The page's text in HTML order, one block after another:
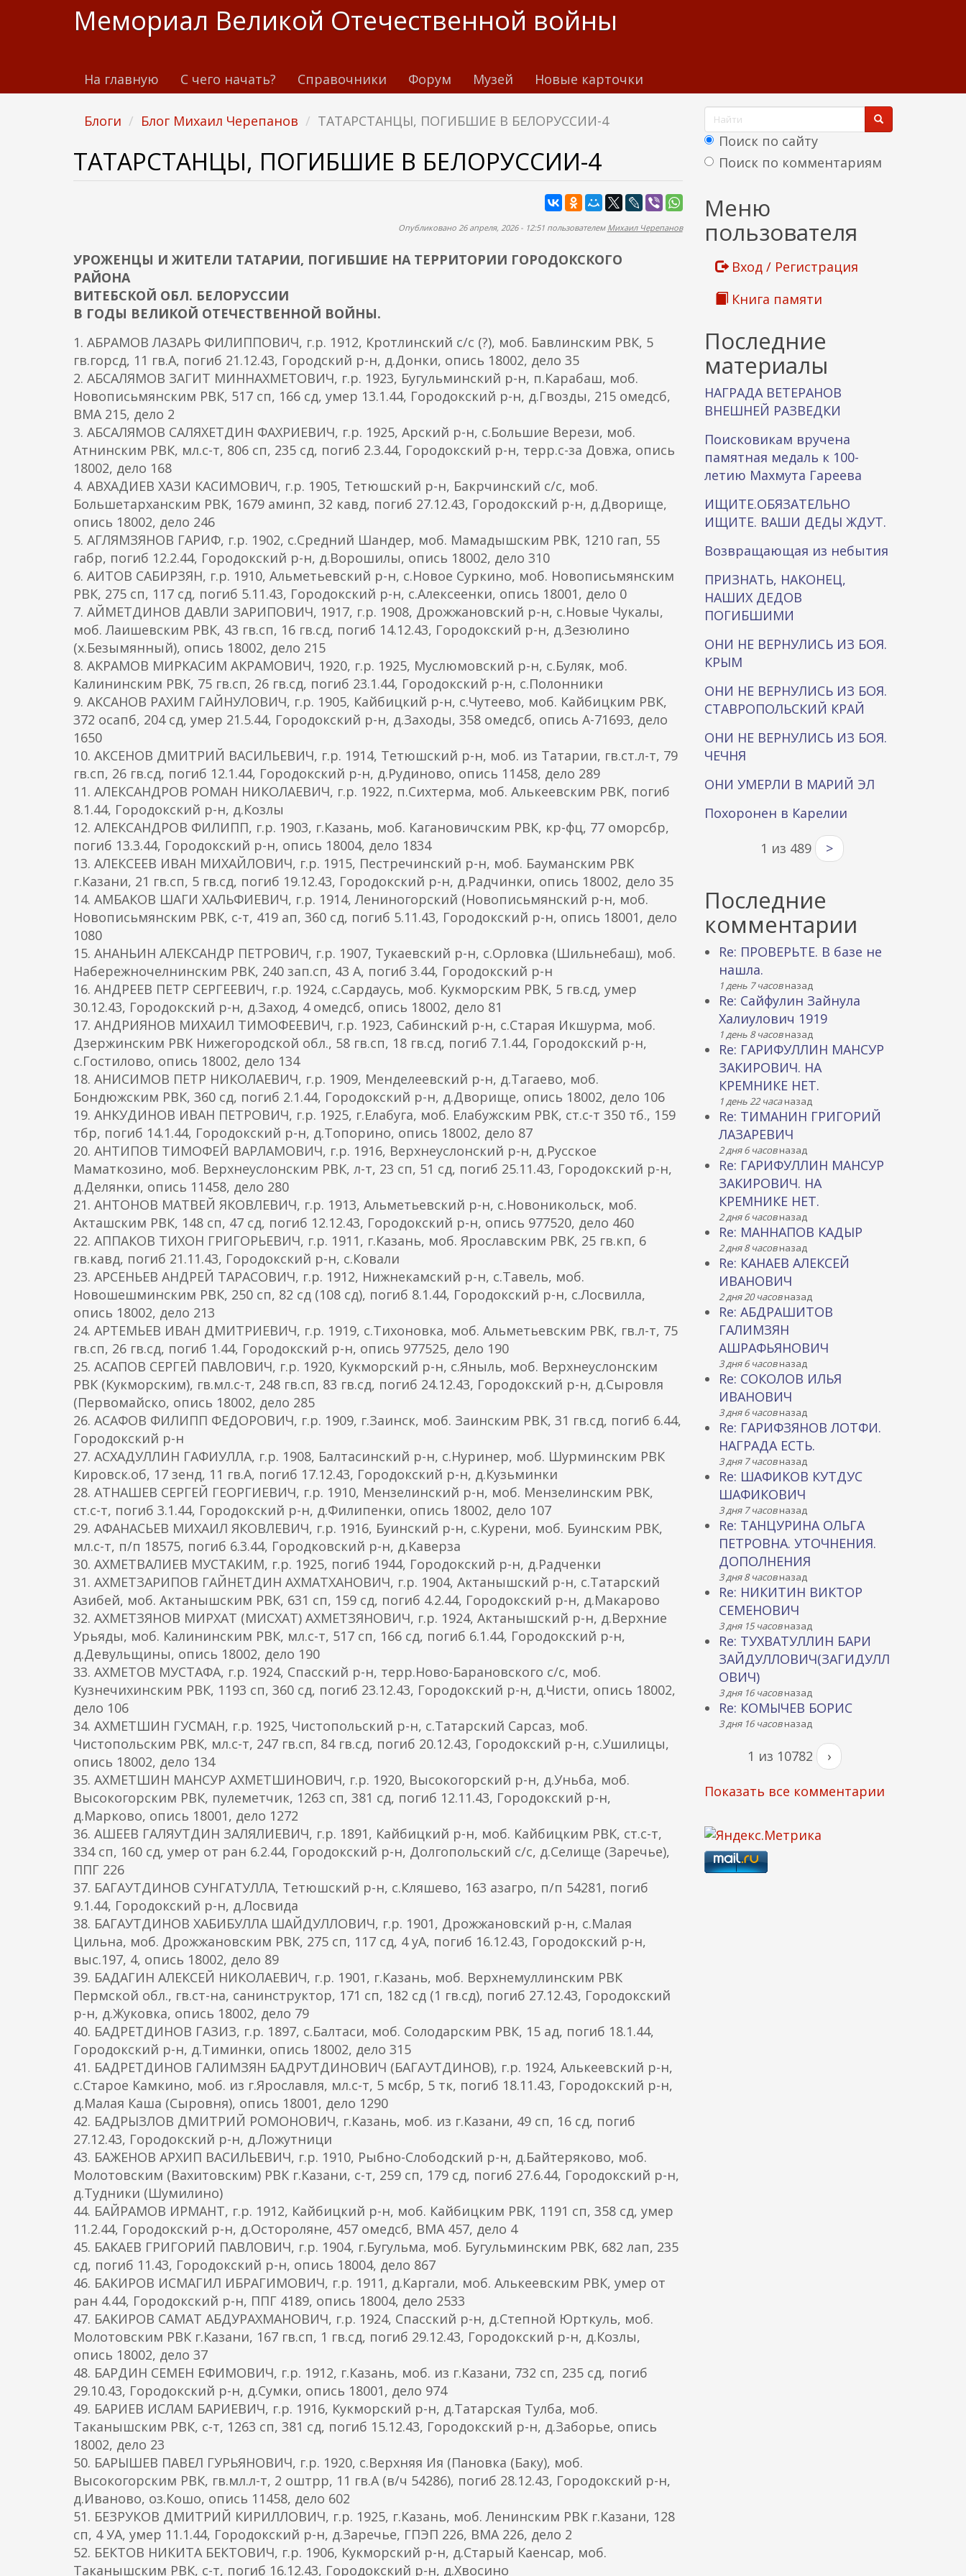
т
Мемориал Великой Отечественной войны
На главную С чего начать? Справочники Форум Музей Новые карточки
Блоги Блог Михаил Черепанов ТАТАРСТАНЦЫ, ПОГИБШИЕ В БЕЛОРУССИИ-4
ТАТАРСТАНЦЫ, ПОГИБШИЕ В БЕЛОРУССИИ-4
Опубликовано 26 апреля, 2026 - 12:51 пользователем Михаил Черепанов
УРОЖЕНЦЫ И ЖИТЕЛИ ТАТАРИИ, ПОГИБШИЕ НА ТЕРРИТОРИИ ГОРОДОКСКОГО
РАЙОНА
ВИТЕБСКОЙ ОБЛ. БЕЛОРУССИИ
В ГОДЫ ВЕЛИКОЙ ОТЕЧЕСТВЕННОЙ ВОЙНЫ.
1. АБРАМОВ ЛАЗАРЬ ФИЛИППОВИЧ, г.р. 1912, Кротлинский с/с (?), моб. Бавлинским РВК, 5
гв.горсд, 11 гв.А, погиб 21.12.43, Городский р-н, д.Донки, опись 18002, дело 35
2. АБСАЛЯМОВ ЗАГИТ МИННАХМЕТОВИЧ, г.р. 1923, Бугульминский р-н, п.Карабаш, моб.
Новописьмянским РВК, 517 сп, 166 сд, умер 13.1.44, Городокский р-н, д.Гвозды, 215 омедсб,
ВМА 215, дело 2
3. АБСАЛЯМОВ САЛЯХЕТДИН ФАХРИЕВИЧ, г.р. 1925, Арский р-н, с.Большие Верези, моб.
Атнинским РВК, мл.с-т, 806 сп, 235 сд, погиб 2.3.44, Городокский р-н, терр.с-за Довжа, опись
18002, дело 168
4. АВХАДИЕВ ХАЗИ КАСИМОВИЧ, г.р. 1905, Тетюшский р-н, Бакрчинский с/с, моб.
Большетарханским РВК, 1679 аминп, 32 кавд, погиб 27.12.43, Городокский р-н, д.Дворище,
опись 18002, дело 246
5. АГЛЯМЗЯНОВ ГАРИФ, г.р. 1902, с.Средний Шандер, моб. Мамадышским РВК, 1210 гап, 55
габр, погиб 12.2.44, Городокский р-н, д.Ворошилы, опись 18002, дело 310
6. АИТОВ САБИРЗЯН, г.р. 1910, Альметьевский р-н, с.Новое Суркино, моб. Новописьмянским
РВК, 275 сп, 117 сд, погиб 5.11.43, Городокский р-н, с.Алексеенки, опись 18001, дело 0
7. АЙМЕТДИНОВ ДАВЛИ ЗАРИПОВИЧ, 1917, г.р. 1908, Дрожжановский р-н, с.Новые Чукалы,
моб. Лаишевским РВК, 43 гв.сп, 16 гв.сд, погиб 14.12.43, Городокский р-н, д.Зезюлино
(х.Безымянный), опись 18002, дело 215
8. АКРАМОВ МИРКАСИМ АКРАМОВИЧ, 1920, г.р. 1925, Муслюмовский р-н, с.Буляк, моб.
Калининским РВК, 75 гв.сп, 26 гв.сд, погиб 23.1.44, Городокский р-н, с.Полонники
9. АКСАНОВ РАХИМ ГАЙНУЛОВИЧ, г.р. 1905, Кайбицкий р-н, с.Чутеево, моб. Кайбицким РВК,
372 осапб, 204 сд, умер 21.5.44, Городокский р-н, д.Заходы, 358 омедсб, опись А-71693, дело
1650
10. АКСЕНОВ ДМИТРИЙ ВАСИЛЬЕВИЧ, г.р. 1914, Тетюшский р-н, моб. из Татарии, гв.ст.л-т, 79
гв.сп, 26 гв.сд, погиб 12.1.44, Городокский р-н, д.Рудиново, опись 11458, дело 289
11. АЛЕКСАНДРОВ РОМАН НИКОЛАЕВИЧ, г.р. 1922, п.Сихтерма, моб. Алькеевским РВК, погиб
8.1.44, Городокский р-н, д.Козлы
12. АЛЕКСАНДРОВ ФИЛИПП, г.р. 1903, г.Казань, моб. Кагановичским РВК, кр-фц, 77 оморсбр,
погиб 13.3.44, Городокский р-н, опись 18004, дело 1834
13. АЛЕКСЕЕВ ИВАН МИХАЙЛОВИЧ, г.р. 1915, Пестречинский р-н, моб. Бауманским РВК
г.Казани, 21 гв.сп, 5 гв.сд, погиб 19.12.43, Городокский р-н, д.Радчинки, опись 18002, дело 35
14. АМБАКОВ ШАГИ ХАЛЬФИЕВИЧ, г.р. 1914, Лениногорский (Новописьмянский р-н, моб.
Новописьмянским РВК, с-т, 419 ап, 360 сд, погиб 5.11.43, Городокский р-н, опись 18001, дело
1080
15. АНАНЬИН АЛЕКСАНДР ПЕТРОВИЧ, г.р. 1907, Тукаевский р-н, с.Орловка (Шильнебаш), моб.
Набережночелнинским РВК, 240 зап.сп, 43 А, погиб 3.44, Городокский р-н
16. АНДРЕЕВ ПЕТР СЕРГЕЕВИЧ, г.р. 1924, с.Сардаусь, моб. Кукморским РВК, 5 гв.сд, умер
30.12.43, Городокский р-н, д.Заход, 4 омедсб, опись 18002, дело 81
17. АНДРИЯНОВ МИХАИЛ ТИМОФЕЕВИЧ, г.р. 1923, Сабинский р-н, с.Старая Икшурма, моб.
Дзержинским РВК Нижегородской обл., 58 гв.сп, 18 гв.сд, погиб 7.1.44, Городокский р-н,
с.Гостилово, опись 18002, дело 134
18. АНИСИМОВ ПЕТР НИКОЛАЕВИЧ, г.р. 1909, Менделеевский р-н, д.Тагаево, моб.
Бондюжским РВК, 360 сд, погиб 2.1.44, Городокский р-н, д.Дворище, опись 18002, дело 106
19. АНКУДИНОВ ИВАН ПЕТРОВИЧ, г.р. 1925, г.Елабуга, моб. Елабужским РВК, ст.с-т 350 тб., 159
тбр, погиб 14.1.44, Городокский р-н, д.Топорино, опись 18002, дело 87
20. АНТИПОВ ТИМОФЕЙ ВАРЛАМОВИЧ, г.р. 1916, Верхнеуслонский р-н, д.Русское
Маматкозино, моб. Верхнеуслонским РВК, л-т, 23 сп, 51 сд, погиб 25.11.43, Городокский р-н,
д.Делянки, опись 11458, дело 280
21. АНТОНОВ МАТВЕЙ ЯКОВЛЕВИЧ, г.р. 1913, Альметьевский р-н, с.Новоникольск, моб.
Акташским РВК, 148 сп, 47 сд, погиб 12.12.43, Городокский р-н, опись 977520, дело 460
22. АППАКОВ ТИХОН ГРИГОРЬЕВИЧ, г.р. 1911, г.Казань, моб. Ярославским РВК, 25 гв.кп, 6
гв.кавд, погиб 21.11.43, Городокский р-н, с.Ковали
23. АРСЕНЬЕВ АНДРЕЙ ТАРАСОВИЧ, г.р. 1912, Нижнекамский р-н, с.Тавель, моб.
Новошешминским РВК, 250 сп, 82 сд (108 сд), погиб 8.1.44, Городокский р-н, с.Лосвилла,
опись 18002, дело 213
24. АРТЕМЬЕВ ИВАН ДМИТРИЕВИЧ, г.р. 1919, с.Тихоновка, моб. Альметьевским РВК, гв.л-т, 75
гв.сп, 26 гв.сд, погиб 1.44, Городокский р-н, опись 977525, дело 190
25. АСАПОВ СЕРГЕЙ ПАВЛОВИЧ, г.р. 1920, Кукморский р-н, с.Яныль, моб. Верхнеуслонским
РВК (Кукморским), гв.мл.с-т, 248 гв.сп, 83 гв.сд, погиб 24.12.43, Городокский р-н, д.Сыровля
(Первомайско, опись 18002, дело 285
26. АСАФОВ ФИЛИПП ФЕДОРОВИЧ, г.р. 1909, г.Заинск, моб. Заинским РВК, 31 гв.сд, погиб 6.44,
Городокский р-н
27. АСХАДУЛЛИН ГАФИУЛЛА, г.р. 1908, Балтасинский р-н, с.Нуринер, моб. Шурминским РВК
Кировск.об, 17 зенд, 11 гв.А, погиб 17.12.43, Городокский р-н, д.Кузьминки
28. АТНАШЕВ СЕРГЕЙ ГЕОРГИЕВИЧ, г.р. 1910, Мензелинский р-н, моб. Мензелинским РВК,
ст.с-т, погиб 3.1.44, Городокский р-н, д.Филипенки, опись 18002, дело 107
29. АФАНАСЬЕВ МИХАИЛ ЯКОВЛЕВИЧ, г.р. 1916, Буинский р-н, с.Курени, моб. Буинским РВК,
мл.с-т, п/п 18575, погиб 6.3.44, Городковский р-н, д.Каверза
30. АХМЕТВАЛИЕВ МУСТАКИМ, г.р. 1925, погиб 1944, Городокский р-н, д.Радченки
31. АХМЕТЗАРИПОВ ГАЙНЕТДИН АХМАТХАНОВИЧ, г.р. 1904, Актанышский р-н, с.Татарский
Азибей, моб. Актанышским РВК, 631 сп, 159 сд, погиб 4.2.44, Городокский р-н, д.Макарово
32. АХМЕТЗЯНОВ МИРХАТ (МИСХАТ) АХМЕТЗЯНОВИЧ, г.р. 1924, Актанышский р-н, д.Верхние
Урьяды, моб. Калининским РВК, мл.с-т, 517 сп, 166 сд, погиб 6.1.44, Городокский р-н,
д.Девульщины, опись 18002, дело 190
33. АХМЕТОВ МУСТАФА, г.р. 1924, Спасский р-н, терр.Ново-Барановского с/с, моб.
Кузнечихинским РВК, 1193 сп, 360 сд, погиб 23.12.43, Городокский р-н, д.Чисти, опись 18002,
дело 106
34. АХМЕТШИН ГУСМАН, г.р. 1925, Чистопольский р-н, с.Татарский Сарсаз, моб.
Чистопольским РВК, мл.с-т, 247 гв.сп, 84 гв.сд, погиб 20.12.43, Городокский р-н, с.Ушилицы,
опись 18002, дело 134
35. АХМЕТШИН МАНСУР АХМЕТШИНОВИЧ, г.р. 1920, Высокогорский р-н, д.Уньба, моб.
Высокогорским РВК, пулеметчик, 1263 сп, 381 сд, погиб 12.11.43, Городокский р-н,
д.Марково, опись 18001, дело 1272
36. АШЕЕВ ГАЛЯУТДИН ЗАЛЯЛИЕВИЧ, г.р. 1891, Кайбицкий р-н, моб. Кайбицким РВК, ст.с-т,
334 сп, 160 сд, умер от ран 6.2.44, Городокский р-н, Долгопольский с/с, д.Селище (Заречье),
ППГ 226
37. БАГАУТДИНОВ СУНГАТУЛЛА, Тетюшский р-н, с.Кляшево, 163 азагро, п/п 54281, погиб
9.1.44, Городокский р-н, д.Лосвида
38. БАГАУТДИНОВ ХАБИБУЛЛА ШАЙДУЛЛОВИЧ, г.р. 1901, Дрожжановский р-н, с.Малая
Цильна, моб. Дрожжановским РВК, 275 сп, 117 сд, 4 уА, погиб 16.12.43, Городокский р-н,
выс.197, 4, опись 18002, дело 89
39. БАДАГИН АЛЕКСЕЙ НИКОЛАЕВИЧ, г.р. 1901, г.Казань, моб. Верхнемуллинским РВК
Пермской обл., гв.ст-на, санинструктор, 171 сп, 182 сд (1 гв.сд), погиб 27.12.43, Городокский
р-н, д.Жуковка, опись 18002, дело 79
40. БАДРЕТДИНОВ ГАЗИЗ, г.р. 1897, с.Балтаси, моб. Солодарским РВК, 15 ад, погиб 18.1.44,
Городокский р-н, д.Тиминки, опись 18002, дело 315
41. БАДРЕТДИНОВ ГАЛИМЗЯН БАДРУТДИНОВИЧ (БАГАУТДИНОВ), г.р. 1924, Алькеевский р-н,
с.Старое Камкино, моб. из г.Ярославля, мл.с-т, 5 мсбр, 5 тк, погиб 18.11.43, Городокский р-н,
д.Малая Каша (Сыровня), опись 18001, дело 1290
42. БАДРЫЗЛОВ ДМИТРИЙ РОМОНОВИЧ, г.Казань, моб. из г.Казани, 49 сп, 16 сд, погиб
27.12.43, Городокский р-н, д.Ложутници
43. БАЖЕНОВ АРХИП ВАСИЛЬЕВИЧ, г.р. 1910, Рыбно-Слободский р-н, д.Байтеряково, моб.
Молотовским (Вахитовским) РВК г.Казани, с-т, 259 сп, 179 сд, погиб 27.6.44, Городокский р-н,
д.Тудники (Шумилино)
44. БАЙРАМОВ ИРМАНТ, г.р. 1912, Кайбицкий р-н, моб. Кайбицким РВК, 1191 сп, 358 сд, умер
11.2.44, Городокский р-н, д.Остороляне, 457 омедсб, ВМА 457, дело 4
45. БАКАЕВ ГРИГОРИЙ ПАВЛОВИЧ, г.р. 1904, г.Бугульма, моб. Бугульминским РВК, 682 лап, 235
сд, погиб 11.43, Городокский р-н, опись 18004, дело 867
46. БАКИРОВ ИСМАГИЛ ИБРАГИМОВИЧ, г.р. 1911, д.Каргали, моб. Алькеевским РВК, умер от
ран 4.44, Городокский р-н, ППГ 4189, опись 18004, дело 2533
47. БАКИРОВ САМАТ АБДУРАХМАНОВИЧ, г.р. 1924, Спасский р-н, д.Степной Юрткуль, моб.
Молотовским РВК г.Казани, 167 гв.сп, 1 гв.сд, погиб 29.12.43, Городокский р-н, д.Козлы,
опись 18002, дело 37
48. БАРДИН СЕМЕН ЕФИМОВИЧ, г.р. 1912, г.Казань, моб. из г.Казани, 732 сп, 235 сд, погиб
29.10.43, Городокский р-н, д.Сумки, опись 18001, дело 974
49. БАРИЕВ ИСЛАМ БАРИЕВИЧ, г.р. 1916, Кукморский р-н, д.Татарская Тулба, моб.
Таканышским РВК, с-т, 1263 сп, 381 сд, погиб 15.12.43, Городокский р-н, д.Заборье, опись
18002, дело 23
50. БАРЫШЕВ ПАВЕЛ ГУРЬЯНОВИЧ, г.р. 1920, с.Верхняя Ия (Пановка (Баку), моб.
Высокогорским РВК, гв.мл.л-т, 2 оштрр, 11 гв.А (в/ч 54286), погиб 28.12.43, Городокский р-н,
д.Иваново, оз.Кошо, опись 11458, дело 602
51. БЕЗРУКОВ ДМИТРИЙ КИРИЛЛОВИЧ, г.р. 1925, г.Казань, моб. Ленинским РВК г.Казани, 128
сп, 4 УА, умер 11.1.44, Городокский р-н, д.Заречье, ГПЭП 226, ВМА 226, дело 2
52. БЕКТОВ НИКИТА БЕКТОВИЧ, г.р. 1906, Кукморский р-н, д.Старый Каенсар, моб.
Таканышским РВК, с-т, погиб 16.12.43, Городокский р-н, д.Хвосино
Ф
о
р
а
п
о
и
к
а
Поиск по сайту
Поиск по комментариям
Меню
пользователя
Вход / Регистрация
Книга памяти
Последние
материалы
НАГРАДА ВЕТЕРАНОВ
ВНЕШНЕЙ РАЗВЕДКИ
Поисковикам вручена
памятная медаль к 100-
летию Махмута Гареева
ИЩИТЕ.ОБЯЗАТЕЛЬНО
ИЩИТЕ. ВАШИ ДЕДЫ ЖДУТ.
Возвращающая из небытия
ПРИЗНАТЬ, НАКОНЕЦ,
НАШИХ ДЕДОВ
ПОГИБШИМИ
ОНИ НЕ ВЕРНУЛИСЬ ИЗ БОЯ.
КРЫМ
ОНИ НЕ ВЕРНУЛИСЬ ИЗ БОЯ.
СТАВРОПОЛЬСКИЙ КРАЙ
ОНИ НЕ ВЕРНУЛИСЬ ИЗ БОЯ.
ЧЕЧНЯ
ОНИ УМЕРЛИ В МАРИЙ ЭЛ
Похоронен в Карелии
1 из 489 >
Последние
комментарии
Re: ПРОВЕРЬТЕ. В базе не
нашла.
1 день 7 часовназад
Re: Сайфулин Зайнула
Халиулович 1919
1 день 8 часовназад
Re: ГАРИФУЛЛИН МАНСУР
ЗАКИРОВИЧ. НА
КРЕМНИКЕ НЕТ.
1 день 22 часаназад
Re: ТИМАНИН ГРИГОРИЙ
ЛАЗАРЕВИЧ
2 дня 6 часовназад
Re: ГАРИФУЛЛИН МАНСУР
ЗАКИРОВИЧ. НА
КРЕМНИКЕ НЕТ.
2 дня 6 часовназад
Re: МАННАПОВ КАДЫР
2 дня 8 часовназад
Re: КАНАЕВ АЛЕКСЕЙ
ИВАНОВИЧ
2 дня 20 часовназад
Re: АБДРАШИТОВ
ГАЛИМЗЯН
АШРАФЬЯНОВИЧ
3 дня 6 часовназад
Re: СОКОЛОВ ИЛЬЯ
ИВАНОВИЧ
3 дня 6 часовназад
Re: ГАРИФЗЯНОВ ЛОТФИ.
НАГРАДА ЕСТЬ.
3 дня 7 часовназад
Re: ШАФИКОВ КУТДУС
ШАФИКОВИЧ
3 дня 7 часовназад
Re: ТАНЦУРИНА ОЛЬГА
ПЕТРОВНА. УТОЧНЕНИЯ.
ДОПОЛНЕНИЯ
3 дня 8 часовназад
Re: НИКИТИН ВИКТОР
СЕМЕНОВИЧ
3 дня 15 часовназад
Re: ТУХВАТУЛЛИН БАРИ
ЗАЙДУЛЛОВИЧ(ЗАГИДУЛЛ
ОВИЧ)
3 дня 16 часовназад
Re: КОМЫЧЕВ БОРИС
3 дня 16 часовназад
1 из 10782 ›
Показать все комментарии